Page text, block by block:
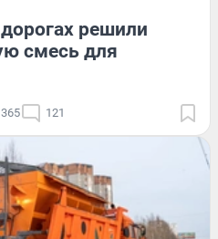
решили
смесь для
121